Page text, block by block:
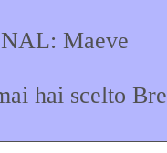
Maeve
hai scelto